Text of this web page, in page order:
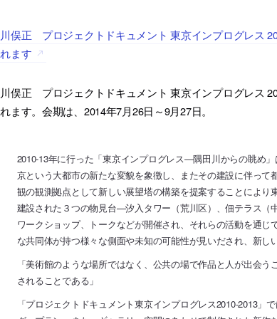
川俣正 プロジェクトドキュメント 東京インプログレス
ます
川俣正 プロジェクトドキュメント 東京インプログレス
ます。会期は、2014年7月26日～9月27日。
2010-13年に行った「東京インプログレス―隅田川からの眺め
京という大都市の新たな変貌を象徴し、またその建設に伴っ
観の観測拠点として新しい展望塔の構築を提案することによ
建設された３つの物見台—汐入タワー（荒川区）、佃テラス（
ワークショップ、トークなどが開催され、それらの活動を通
な共同体が持つ様々な側面や未知の可能性が見いだされ、新し
「美術館のような場所ではなく、公共の場で作品と人が出会
されることである」
「プロジェクトドキュメント東京インプログレス2010-2013